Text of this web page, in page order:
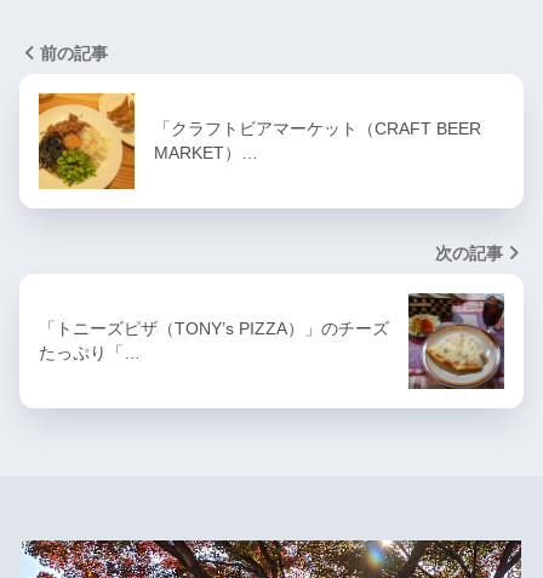
前の記事
「クラフトビアマーケット（CRAFT BEER
MARKET）…
次の記事
「トニーズピザ（TONY’s PIZZA）」のチーズ
たっぷり「…